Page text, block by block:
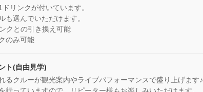
リンクが付いています。
も選んでいただけます。
クとの引き換え可能
のみ可能
ト(自由見学)
るクルーが観光案内やライブパフォーマンスで盛り上げます♪